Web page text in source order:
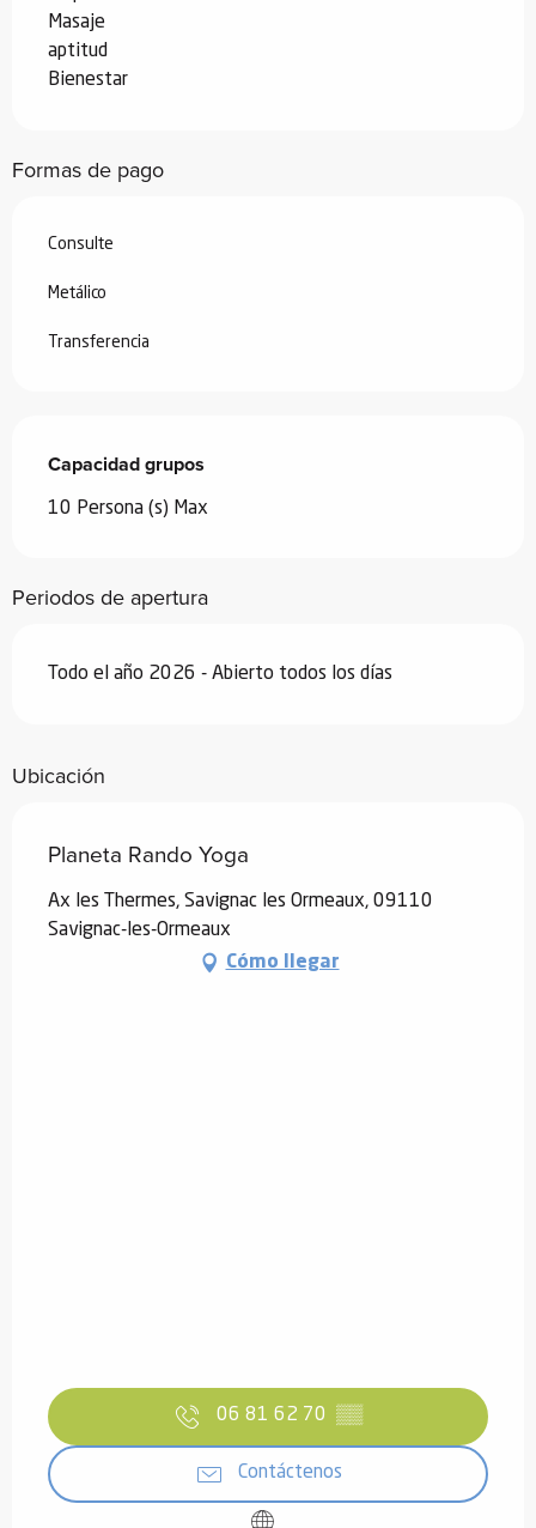
Masaje
aptitud
Bienestar
Formas de pago
Consulte
Metálico
Transferencia
Capacidad grupos
Capacidad grupos
10 Persona (s) Max
Periodos de apertura
Todo el año 2026 - Abierto todos los días
Ubicación
Planeta Rando Yoga
Ax les Thermes, Savignac les Ormeaux, 09110
Savignac-les-Ormeaux
Cómo llegar
06 81 62 70 ▒▒
Contáctenos